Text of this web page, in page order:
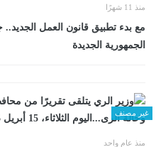
منذ 11 شهرًا
مع بدء تطبيق قانون العمل
الجمهورية الجديدة
غير مصنف
منذ عام واحد